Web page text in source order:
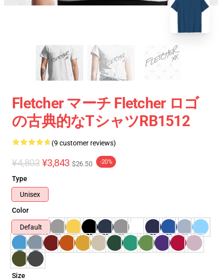
Fletcher マーチ Fletcher ロゴ
の古典的なTシャツRB1512
(9 customer reviews)
¥4,803 ¥3,843 $26.50 -20%
Type
Unisex
Color
Default
Size